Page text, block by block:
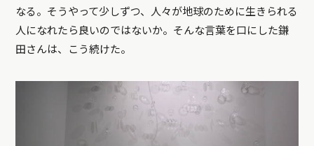
なる。そうやって少しずつ、人々が地球のために生きられる
人になれたら良いのではないか。そんな言葉を口にした鎌
田さんは、こう続けた。